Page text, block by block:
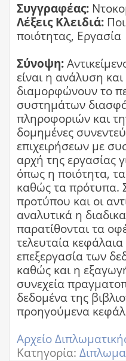
Συγγραφέας:
Λέξεις Κλειδιά:
ποιότητας, Εργασία
Σύνοψη:
είναι η ανάλυση
διαμορφώνουν το
συστημάτων
πληροφοριών και
δομημένες
επιχειρήσεων με
αρχή της εργασίας
όπως η ποιότητα,
καθώς τα πρότυπα.
προτύπου και οι
αναλυτικά η
παρατίθονται τα
τελευταία
επεξεργασία των
καθώς και η
συνεχεία
δεδομένα της
προηγούμενα
Αρχείο
Κατηγορία: